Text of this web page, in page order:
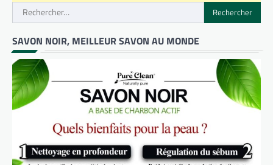
Rechercher :
SAVON NOIR, MEILLEUR SAVON AU MONDE